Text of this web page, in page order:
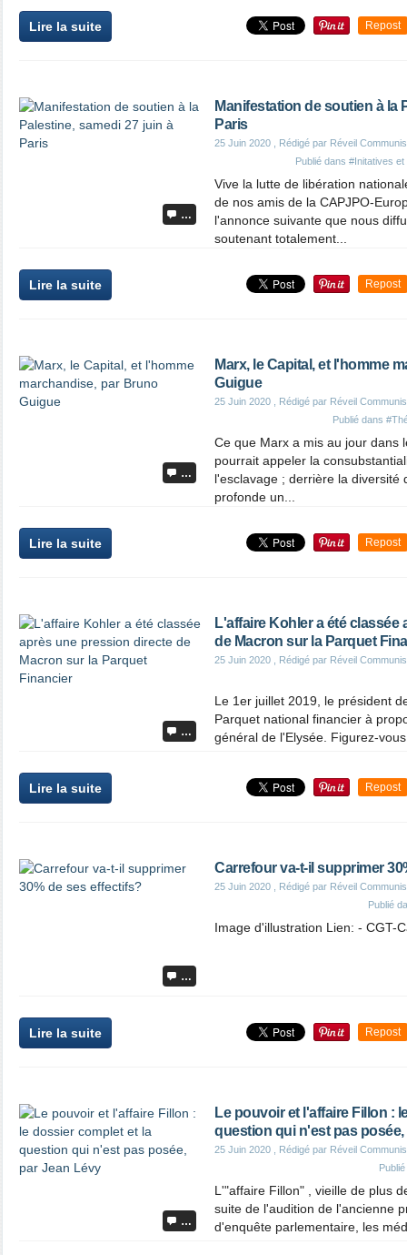
Lire la suite Repost
…
Manifestation de soutien à la
Paris
25 Juin 2020 , Rédigé par Réveil
Publié dans #Initatives
Vive la lutte de libération
de nos amis de la CAPJPO-
l'annonce suivante que nous
soutenant totalement...
Lire la suite Repost
…
Marx, le Capital, et l'homme
Guigue
25 Juin 2020 , Rédigé par Réveil
Publié dans
Ce que Marx a mis au jour dans
pourrait appeler la
l'esclavage ; derrière la diversité
profonde un...
Lire la suite Repost
…
L'affaire Kohler a été
de Macron sur la Parquet
25 Juin 2020 , Rédigé par Réveil
Le 1er juillet 2019, le président
Parquet national financier à
général de l'Elysée. Figurez-
Lire la suite Repost
…
Carrefour va-t-il supprimer
25 Juin 2020 , Rédigé par Réveil
Publié
Image d'illustration Lien: - CGT-
Lire la suite Repost
…
Le pouvoir et l'affaire Fillon :
question qui n'est pas
25 Juin 2020 , Rédigé par Réveil
L'"affaire Fillon" , vieille de plus
suite de l'audition de l'ancienne
d'enquête parlementaire, les